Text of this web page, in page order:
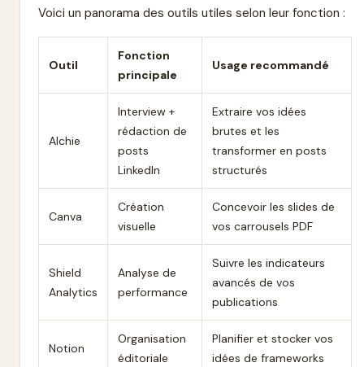
Voici un panorama des outils utiles selon leur fonction :
Outil
Fonction
principale
Usage recommandé
Alchie
Interview +
rédaction de
posts
LinkedIn
Extraire vos idées
brutes et les
transformer en posts
structurés
Canva
Création
visuelle
Concevoir les slides de
vos carrousels PDF
Shield
Analytics
Analyse de
performance
Suivre les indicateurs
avancés de vos
publications
Notion
Organisation
éditoriale
Planifier et stocker vos
idées de frameworks